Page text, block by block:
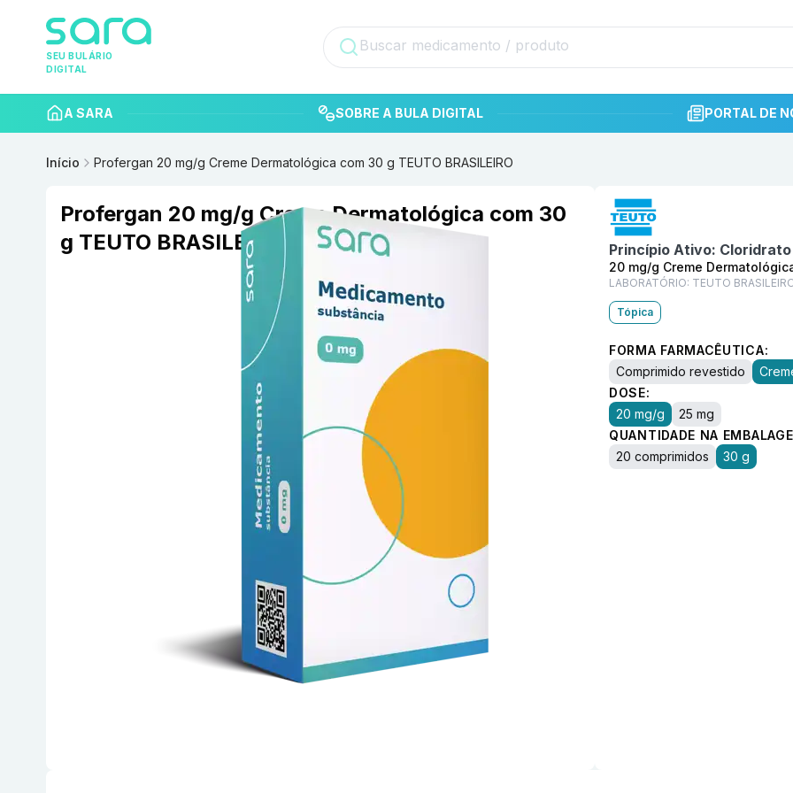
SEU BULÁRIO
DIGITAL
A SARA SOBRE A BULA DIGITAL PORTAL DE
Início Profergan 20 mg/g Creme Dermatológica com 30 g TEUTO BRASILEIRO
Profergan 20 mg/g Creme Dermatológica com 30
g TEUTO BRASILEIRO
Princípio Ativo:
20 mg/g Creme
LABORATÓRIO: TEUTO
Tópica
FORMA FARMACÊUTICA:
Comprimido revestido
DOSE:
20 mg/g
25 mg
QUANTIDADE NA
20 comprimidos
30 g